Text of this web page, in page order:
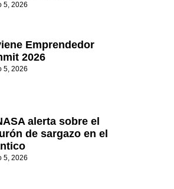
5, 2026
Emprendedor
2026
5, 2026
alerta sobre el
de sargazo en el
5, 2026